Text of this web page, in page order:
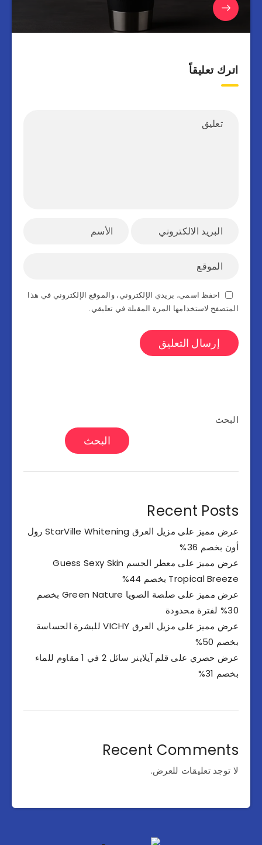
اترك تعليقاً
احفظ اسمي، بريدي الإلكتروني، والموقع الإلكتروني في هذا
المتصفح لاستخدامها المرة المقبلة في تعليقي.
البحث
البحث
Recent Posts
عرض مميز على مزيل العرق StarVille Whitening رول
أون بخصم 36%
عرض مميز على معطر الجسم Guess Sexy Skin
Tropical Breeze بخصم 44%
عرض مميز على صلصة الصويا Green Nature بخصم
30% لفترة محدودة
عرض مميز على مزيل العرق VICHY للبشرة الحساسة
بخصم 50%
عرض حصري على قلم آيلاينر سائل 2 في 1 مقاوم للماء
بخصم 31%
Recent Comments
لا توجد تعليقات للعرض.